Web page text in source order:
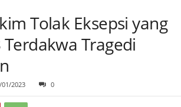
Tolak Eksepsi yang
Tragedi
01/2023 0